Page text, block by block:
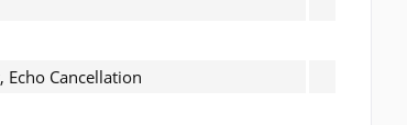
Cancellation